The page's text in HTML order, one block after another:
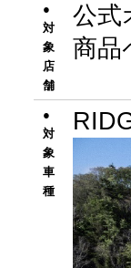
●
対
象
店
舗
公式
商品
●
対
象
車
種